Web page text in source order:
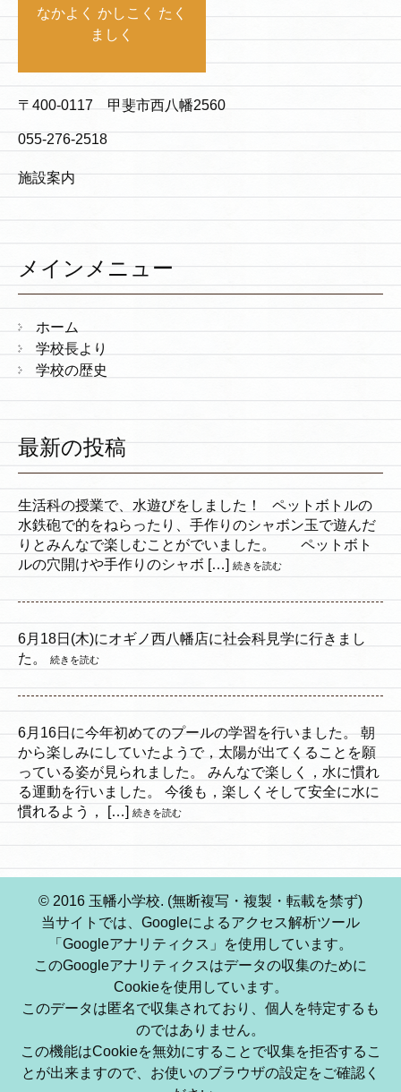
なかよく かしこく たく
ましく
〒400-0117 甲斐市西八幡2560
055-276-2518
施設案内
メインメニュー
ホーム
学校長より
学校の歴史
最新の投稿
生活科の授業で、水遊びをしました！ ペットボトルの
水鉄砲で的をねらったり、手作りのシャボン玉で遊んだ
りとみんなで楽しむことがでいました。 ペットボト
ルの穴開けや手作りのシャボ […] 続きを読む
6月18日(木)にオギノ西八幡店に社会科見学に行きまし
た。
続きを読む
6月16日に今年初めてのプールの学習を行いました。 朝
から楽しみにしていたようで，太陽が出てくることを願
っている姿が見られました。 みんなで楽しく，水に慣れ
る運動を行いました。 今後も，楽しくそして安全に水に
慣れるよう， […] 続きを読む
© 2016 玉幡小学校. (無断複写・複製・転載を禁ず)
当サイトでは、Googleによるアクセス解析ツール
「Googleアナリティクス」を使用しています。
このGoogleアナリティクスはデータの収集のために
Cookieを使用しています。
このデータは匿名で収集されており、個人を特定するも
のではありません。
この機能はCookieを無効にすることで収集を拒否するこ
とが出来ますので、お使いのブラウザの設定をご確認く